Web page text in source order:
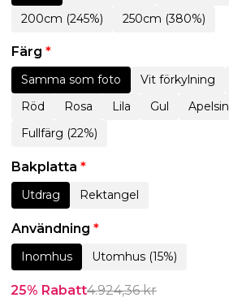
200cm (245%)
250cm (380%)
Färg *
Samma som foto Vit förkylning
Röd
Rosa Lila Gul Apelsin
Fullfärg (22%)
Bakplatta *
Utdrag Rektangel
Användning *
Inomhus Utomhus (15%)
25% Rabatt4.924,36kr